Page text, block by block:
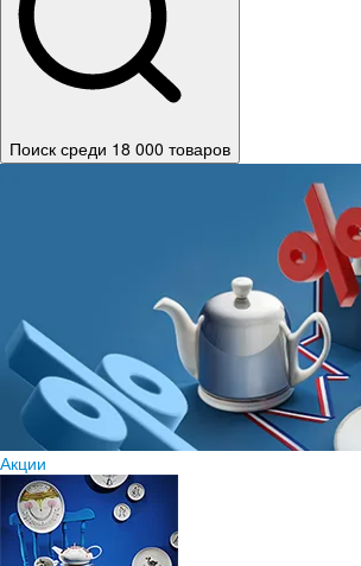
Поиск среди 18 000 товаров
Акции